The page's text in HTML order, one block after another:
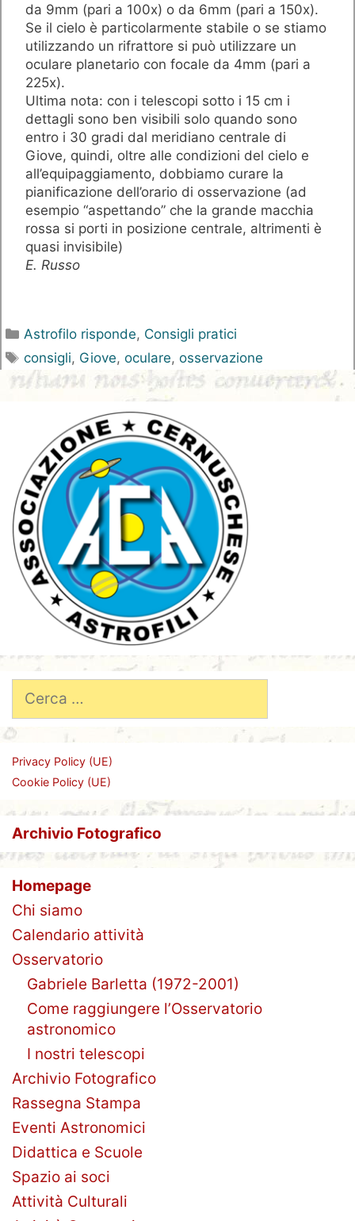
da 9mm (pari a 100x) o da 6mm (pari a 150x).
Se il cielo è particolarmente stabile o se stiamo
utilizzando un rifrattore si può utilizzare un
oculare planetario con focale da 4mm (pari a
225x).
Ultima nota: con i telescopi sotto i 15 cm i
dettagli sono ben visibili solo quando sono
entro i 30 gradi dal meridiano centrale di
Giove, quindi, oltre alle condizioni del cielo e
all’equipaggiamento, dobbiamo curare la
pianificazione dell’orario di osservazione (ad
esempio “aspettando” che la grande macchia
rossa si porti in posizione centrale, altrimenti è
quasi invisibile)
E. Russo
Categorie
Astrofilo risponde, Consigli pratici
Tag
consigli, Giove,oculare,osservazione
per:
Privacy Policy (UE)
Cookie Policy (UE)
Archivio Fotografico
Homepage
Chi siamo
Calendario attività
Osservatorio
Gabriele Barletta (1972-2001)
Come raggiungere l’Osservatorio
astronomico
I nostri telescopi
Archivio Fotografico
Rassegna Stampa
Eventi Astronomici
Didattica e Scuole
Spazio ai soci
Attività Culturali